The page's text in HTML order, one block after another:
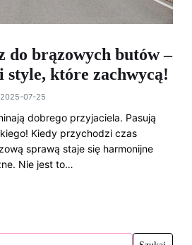
do brązowych butów –
które zachwycą!
2025-07-25
dobrego przyjaciela. Pasują
Kiedy przychodzi czas
sprawą staje się harmonijne
Nie jest to…